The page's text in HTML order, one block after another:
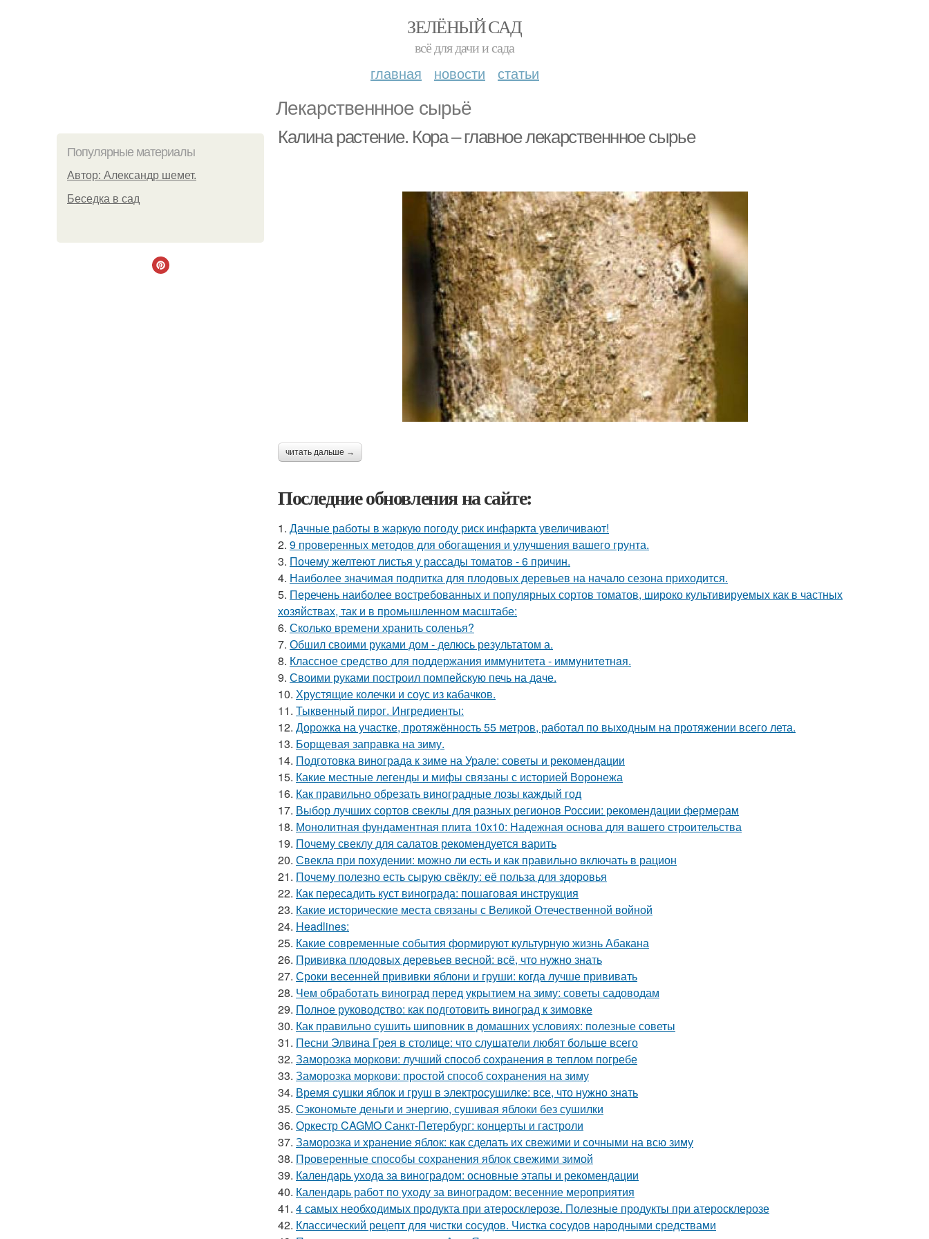
ЗЕЛЁНЫЙ САД
всё для дачи и сада
главная новости статьи
Лекарственнное сырьё
Популярные материалы
Автор: Александр шемет.
Беседка в сад
Калина растение. Кора – главное лекарственнное сырье
читать дальше →
Последние обновления на сайте:
1. Дачные работы в жаркую погоду риск инфаркта увеличивают!
2. 9 проверенных методов для обогащения и улучшения вашего грунта.
3. Почему желтеют листья у рассады томатов - 6 причин.
4. Наиболее значимая подпитка для плодовых деревьев на начало сезона приходится.
5. Перечень наиболее востребованных и популярных сортов томатов, широко культивируемых как в частных
хозяйствах, так и в промышленном масштабе:
6. Сколько времени хранить соленья?
7. Обшил своими руками дом - делюсь результатом а.
8. Классное средство для поддержания иммунитета - иммyнитeтнaя.
9. Своими руками построил помпейскую печь на даче.
10. Хрустящие колечки и соус из кабачков.
11. Тыквенный пирог. Ингредиенты:
12. Дорожка на участке, протяжённость 55 метров, работал по выходным на протяжении всего лета.
13. Борщевая заправка на зиму.
14. Подготовка винограда к зиме на Урале: советы и рекомендации
15. Какие местные легенды и мифы связаны с историей Воронежа
16. Как правильно обрезать виноградные лозы каждый год
17. Выбор лучших сортов свеклы для разных регионов России: рекомендации фермерам
18. Монолитная фундаментная плита 10х10: Надежная основа для вашего строительства
19. Почему свеклу для салатов рекомендуется варить
20. Свекла при похудении: можно ли есть и как правильно включать в рацион
21. Почему полезно есть сырую свёклу: её польза для здоровья
22. Как пересадить куст винограда: пошаговая инструкция
23. Какие исторические места связаны с Великой Отечественной войной
24. Headlines:
25. Какие современные события формируют культурную жизнь Абакана
26. Прививка плодовых деревьев весной: всё, что нужно знать
27. Сроки весенней прививки яблони и груши: когда лучше прививать
28. Чем обработать виноград перед укрытием на зиму: советы садоводам
29. Полное руководство: как подготовить виноград к зимовке
30. Как правильно сушить шиповник в домашних условиях: полезные советы
31. Песни Элвина Грея в столице: что слушатели любят больше всего
32. Заморозка моркови: лучший способ сохранения в теплом погребе
33. Заморозка моркови: простой способ сохранения на зиму
34. Время сушки яблок и груш в электросушилке: все, что нужно знать
35. Сэкономьте деньги и энергию, сушивая яблоки без сушилки
36. Оркестр CAGMO Санкт-Петербург: концерты и гастроли
37. Заморозка и хранение яблок: как сделать их свежими и сочными на всю зиму
38. Проверенные способы сохранения яблок свежими зимой
39. Календарь ухода за виноградом: основные этапы и рекомендации
40. Календарь работ по уходу за виноградом: весенние мероприятия
41. 4 самых необходимых продукта при атеросклерозе. Полезные продукты при атеросклерозе
42. Классический рецепт для чистки сосудов. Чистка сосудов народными средствами